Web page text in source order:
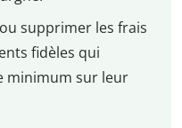
supprimer les frais
fidèles qui
minimum sur leur